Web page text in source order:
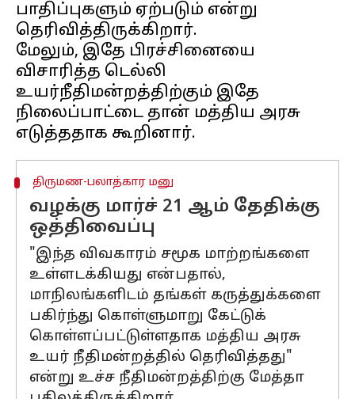
பாதிப்புகளும் ஏற்படும் என்று
தெரிவித்திருக்கிறார்.
மேலும், இதே பிரச்சினையை
விசாரித்த டெல்லி
உயர்நீதிமன்றத்திற்கும் இதே
நிலைப்பாட்டை தான் மத்திய அரசு
திருமண-பலாத்கார மனு
வழக்கு மார்ச் 21 ஆம் தேதிக்கு
ஒத்திவைப்பு
"இந்த விவகாரம் சமூக மாற்றங்களை
உள்ளடக்கியது என்பதால்,
மாநிலங்களிடம் தங்கள் கருத்துக்களை
பகிர்ந்து கொள்ளுமாறு கேட்டுக்
கொள்ளப்பட்டுள்ளதாக மத்திய அரசு
உயர் நீதிமன்றத்தில் தெரிவித்தது"
என்று உச்ச நீதிமன்றத்திற்கு மேத்தா